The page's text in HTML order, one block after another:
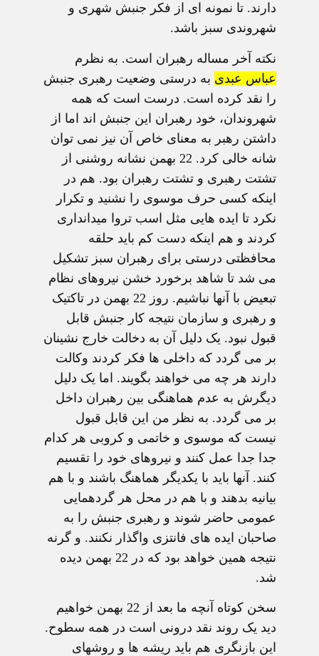
دارند. تا نمونه ای از فکر جنبش شهری و
شهروندی سبز باشد.
نکته آخر مساله رهبران است. به نظرم
عباس عبدی به درستی وضعیت رهبری جنبش
را نقد کرده است. درست است که همه
شهروندان، خود رهبران این جنبش اند اما از
داشتن رهبر به معنای خاص آن نیز نمی توان
شانه خالی کرد. 22 بهمن نشانه روشنی از
تشتت رهبری و تشتت رهبران بود. هم در
اینکه کسی حرف موسوی را نشنید و تکرار
نکرد تا ایده هایی مثل اسب تروا میدانداری
کردند و هم اینکه دست کم باید حلقه
محافظتی درستی برای رهبران سبز تشکیل
می شد تا شاهد برخورد خشن نیروهای نظام
تبعیض با آنها نباشیم. روز 22 بهمن در تاکتیک
و رهبری و سازمان نتیجه کار جنبش قابل
قبول نبود. یک دلیل آن به دخالت خارج نشینان
بر می گردد که داخلی ها فکر کردند وکالت
دارند هر چه می خواهند بگویند. اما یک دلیل
دیگرش به عدم هماهنگی بین رهبران داخل
بر می گردد. به نظر من این قابل قبول
نیست که موسوی و خاتمی و کروبی هر کدام
جدا جدا عمل کنند و نیروهای خود را تقسیم
کنند. آنها باید با یکدیگر هماهنگ باشند و با هم
بیانیه بدهند و با هم در محل هر گردهمایی
عمومی حاضر شوند و رهبری جنبش را به
صاحبان ایده های فانتزی واگذار نکنند. و گرنه
نتیجه همین خواهد بود که در 22 بهمن دیده
شد.
سخن کوتاه آنچه ما بعد از 22 بهمن خواهیم
دید یک روند نقد درونی است در همه سطوح.
این بازنگری هم باید ریشه ها و روشهای